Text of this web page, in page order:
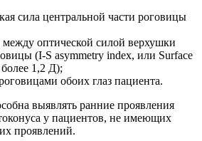
сила центральной части роговицы
между оптической силой верхушки
(I-S asymmetry index, или Surface
1,2 Д);
обоих глаз пациента.
выявлять ранние проявления
у пациентов, не имеющих
проявлений.